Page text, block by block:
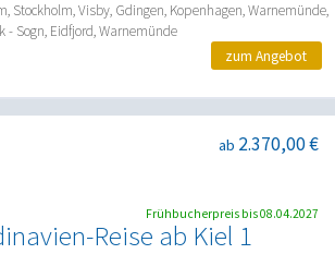
Stockholm, Visby, Gdingen, Kopenhagen, Warnemünde,
- Sogn, Eidfjord, Warnemünde
zum Angebot
Reise ab Kiel 1
ab 2.370,00 €
Frühbucherpreis bis 08.04.2027